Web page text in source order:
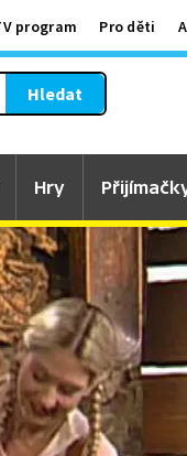
program Pro děti
Hledat
Hry